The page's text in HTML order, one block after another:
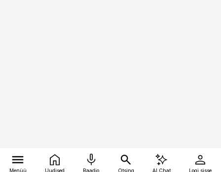
Menüü Uudised Raadio Otsing AI Chat Logi sisse